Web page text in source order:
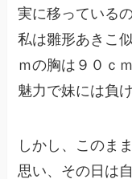
実に移っているの
私は雛形あきこ
ｍの胸は９０ｃ
魅力で妹には負
しかし、このま
思い、その日は